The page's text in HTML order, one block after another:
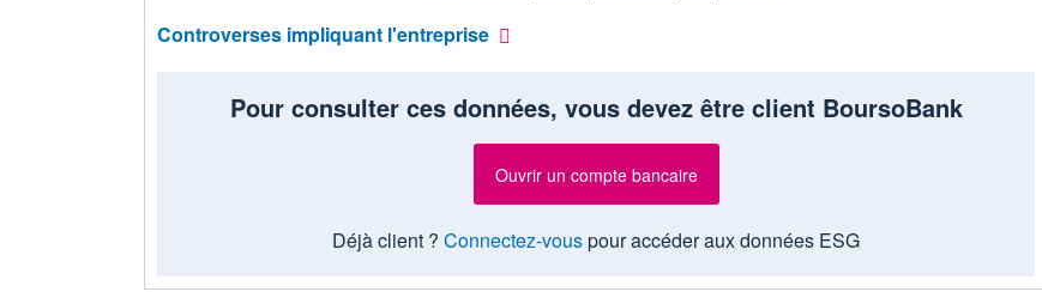
Controverses impliquant l'entreprise
Pour consulter ces données, vous devez être client BoursoBank
Ouvrir un compte bancaire
Déjà client ? Connectez-vouspour accéder aux données ESG